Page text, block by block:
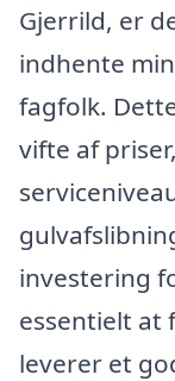
Gjerrild, er
indhente
fagfolk.
vifte af
investering
essentielt at
leverer et